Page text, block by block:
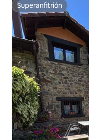
Superanfitrión
Superanfitrión